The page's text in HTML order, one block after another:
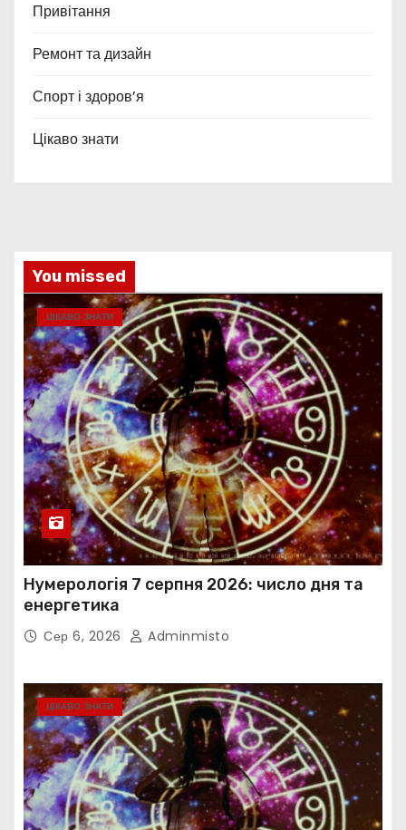
Привітання
Ремонт та дизайн
Спорт і здоров’я
Цікаво знати
You missed
ЦІКАВО ЗНАТИ
Нумерологія 7 серпня 2026: число дня та
енергетика
Сер 6, 2026 Adminmisto
ЦІКАВО ЗНАТИ